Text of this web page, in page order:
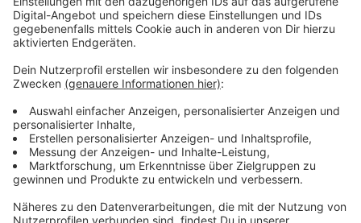
Wochenende hinaus vor weiteren starken Regenfällen
und Sturm. Bürgerinnen und Bürgern wird weiterhin
empfohlen, zu Hause zu bleiben und den Besuch im
Wald oder in Parks zu vermeiden.
Weitere Infos und Links zum Thema:
Anzeige